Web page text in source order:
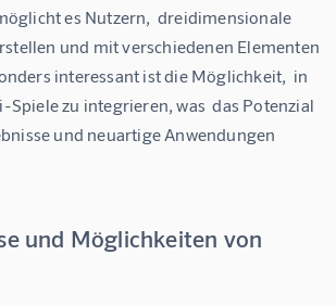
es Nutzern,  dreidimensionale
und mit verschiedenen Elementen
interessant ist die Möglichkeit,  in
Spiele zu integrieren, was  das Potenzial
und neuartige Anwendungen
und Möglichkeiten von